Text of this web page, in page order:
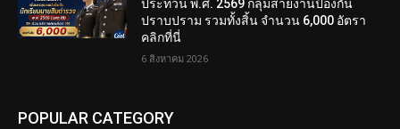
ประทวน พ.ศ. 2569 กลุ่มสายงานป้องกัน
ปราบปราม รวมทั้งสิ้น จำนวน 6,000 อัตรา
คลิกที่นี่
6 สิงหาคม 2026
POPULAR CATEGORY